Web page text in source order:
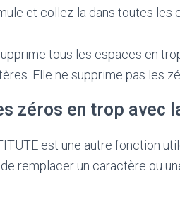
et collez-la dans toutes les
tous les espaces en
Elle ne supprime pas les
zéros en trop avec
est une autre fonction
remplacer un caractère ou